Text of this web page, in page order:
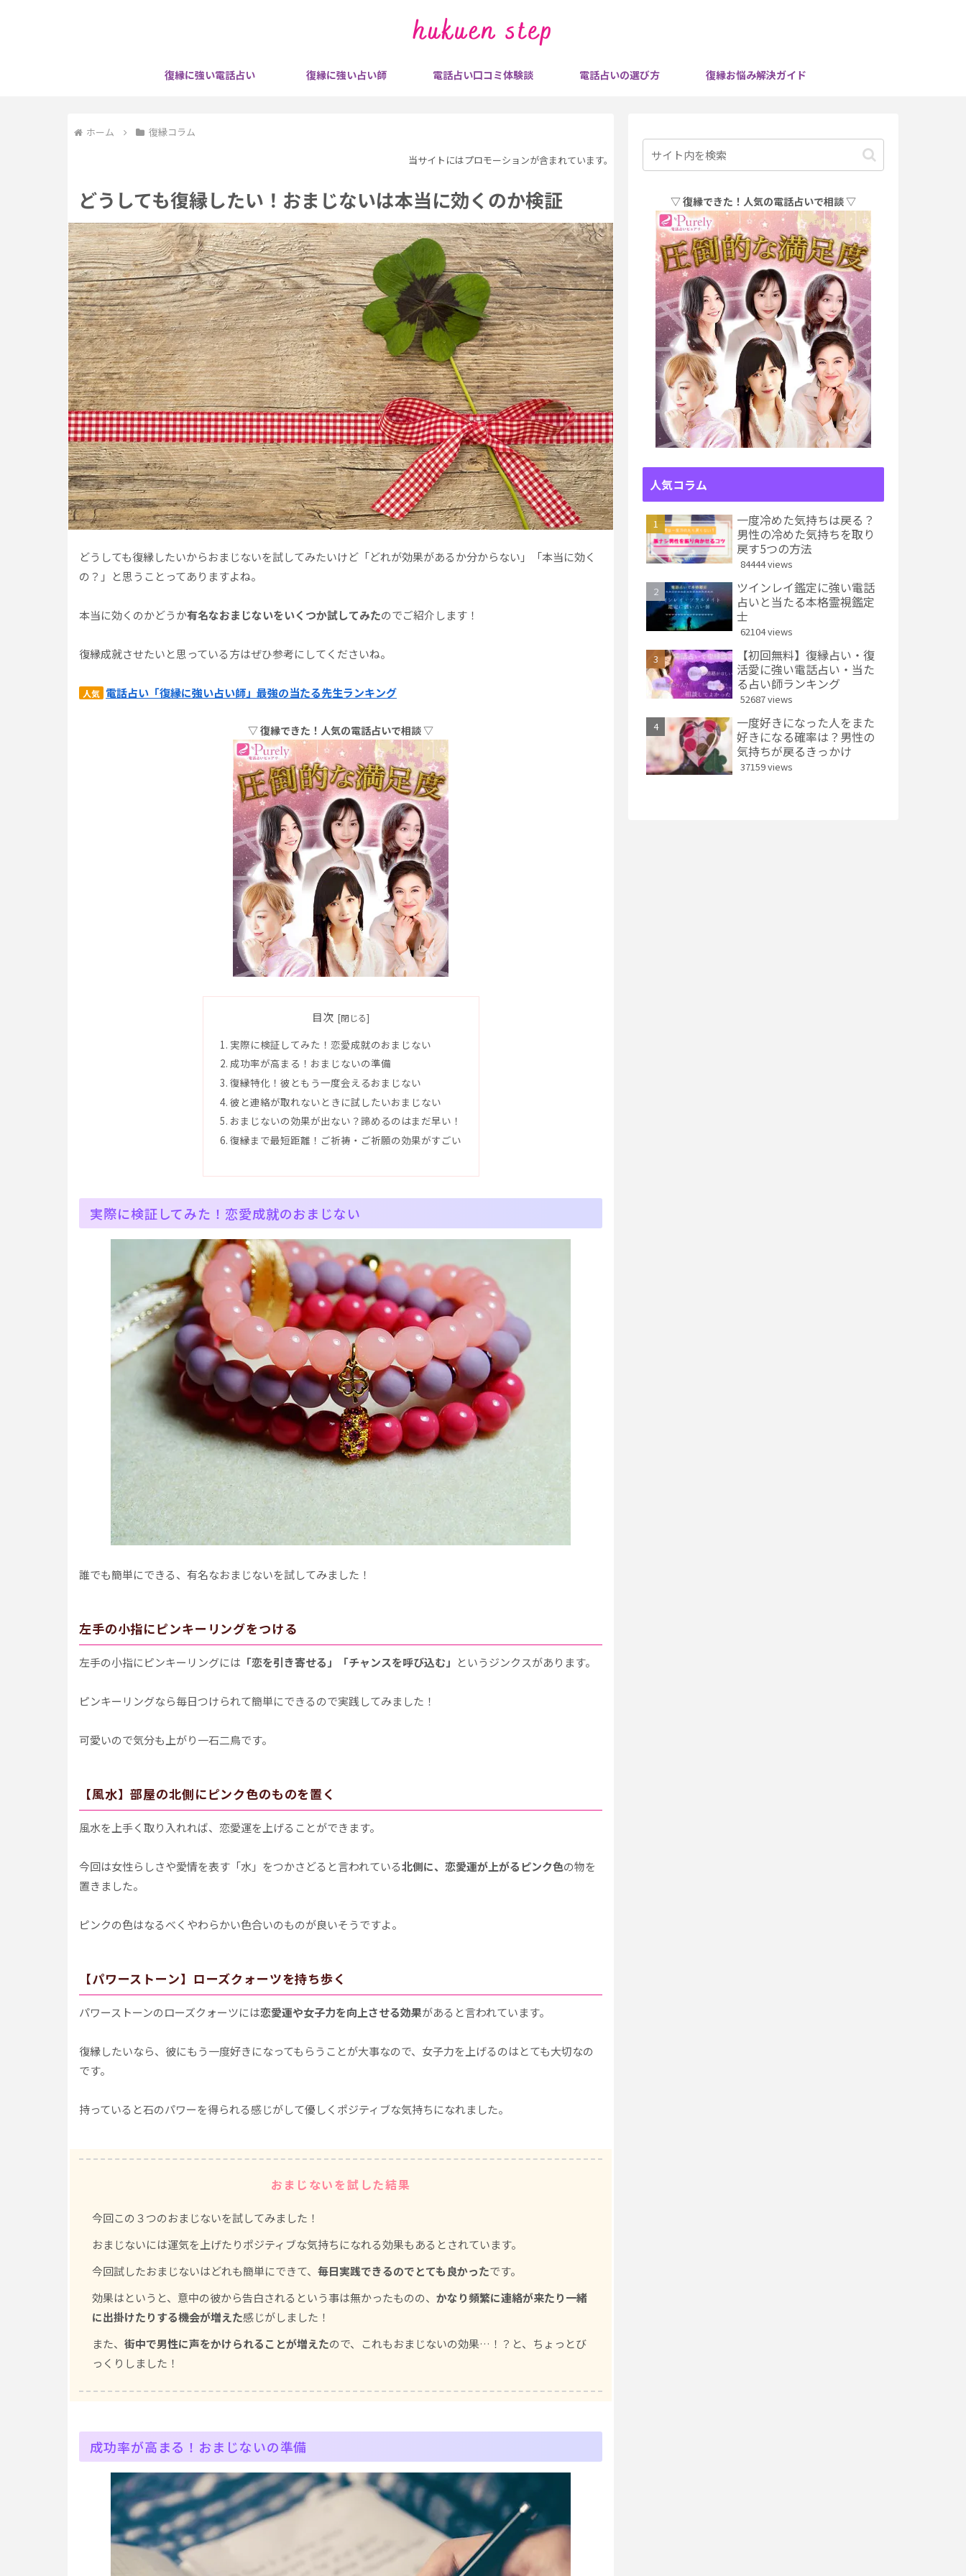
復縁に強い電話占い 復縁に強い占い師 電話占い口コミ体験談 電話占いの選び方 復縁お悩み解決ガイド
ホーム 復縁コラム
当サイトにはプロモーションが含まれています。
どうしても復縁したい！おまじないは本当に効くのか検証
どうしても復縁したいからおまじないを試してみたいけど「どれが効果があるか分からない」「本当に効く
の？」と思うことってありますよね。
本当に効くのかどうか有名なおまじないをいくつか試してみたのでご紹介します！
復縁成就させたいと思っている方はぜひ参考にしてくださいね。
人気 電話占い「復縁に強い占い師」最強の当たる先生ランキング
▽ 復縁できた！人気の電話占いで相談 ▽
目次
実際に検証してみた！恋愛成就のおまじない
成功率が高まる！おまじないの準備
復縁特化！彼ともう一度会えるおまじない
彼と連絡が取れないときに試したいおまじない
おまじないの効果が出ない？諦めるのはまだ早い！
復縁まで最短距離！ご祈祷・ご祈願の効果がすごい
実際に検証してみた！恋愛成就のおまじない
誰でも簡単にできる、有名なおまじないを試してみました！
左手の小指にピンキーリングをつける
左手の小指にピンキーリングには 「恋を引き寄せる」「チャンスを呼び込む」 というジンクスがあります。
ピンキーリングなら毎日つけられて簡単にできるので実践してみました！
可愛いので気分も上がり一石二鳥です。
【風水】部屋の北側にピンク色のものを置く
風水を上手く取り入れれば、恋愛運を上げることができます。
今回は女性らしさや愛情を表す「水」をつかさどると言われている北側に、恋愛運が上がるピンク色の物を
置きました。
ピンクの色はなるべくやわらかい色合いのものが良いそうですよ。
【パワーストーン】ローズクォーツを持ち歩く
パワーストーンのローズクォーツには恋愛運や女子力を向上させる効果があると言われています。
復縁したいなら、彼にもう一度好きになってもらうことが大事なので、女子力を上げるのはとても大切なの
です。
持っていると石のパワーを得られる感じがして優しくポジティブな気持ちになれました。
おまじないを試した結果
今回この３つのおまじないを試してみました！
おまじないには運気を上げたりポジティブな気持ちになれる効果もあるとされています。
今回試したおまじないはどれも簡単にできて、 毎日実践できるのでとても良かったです。
効果はというと、意中の彼から告白されるという事は無かったものの、 かなり頻繁に連絡が来たり一緒
に出掛けたりする機会が増えた感じがしました！
また、 街中で男性に声をかけられることが増えたので、これもおまじないの効果…！？と、ちょっとび
っくりしました！
成功率が高まる！おまじないの準備
▽ 復縁できた！人気の電話占いで相談 ▽
人気コラム
一度冷めた気持ちは戻る？
男性の冷めた気持ちを取り
戻す5つの方法
84444 views
ツインレイ鑑定に強い電話
占いと当たる本格霊視鑑定
士
62104 views
【初回無料】復縁占い・復
活愛に強い電話占い・当た
る占い師ランキング
52687 views
一度好きになった人をまた
好きになる確率は？男性の
気持ちが戻るきっかけ
37159 views